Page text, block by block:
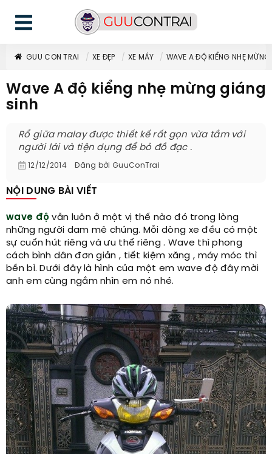
GUU CON TRAI XE ĐẸP XE MÁY WAVE A ĐỘ KIỂNG NHẸ
Wave A độ kiểng nhẹ mừng giáng
sinh
Rổ giữa malay được thiết kế rất gọn vừa tầm với
người lái và tiện dụng để bỏ đồ đạc .
12/12/2014 Đăng bởi GuuConTrai
NỘI DUNG BÀI VIẾT
wave độ vẫn luôn ở một vị thế nào đó trong lòng
những người dam mê chúng. Mỗi dòng xe đều có một
sự cuốn hút riêng và ưu thế riêng . Wave thì phong
cách bình dân đơn giản , tiết kiệm xăng , máy móc thì
bền bỉ. Dưới đây là hình của một em wave độ đây mời
anh em cùng ngắm nhìn em nó nhé.